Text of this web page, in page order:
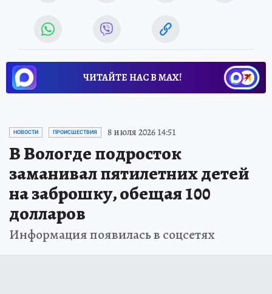
ЧИТАЙТЕ НАС В МАХ!
НОВОСТИ ПРОИСШЕСТВИЯ 8 июля 2026 14:51
В Вологде подросток
заманивал пятилетних детей
на заброшку, обещая 100
долларов
Информация появилась в соцсетях